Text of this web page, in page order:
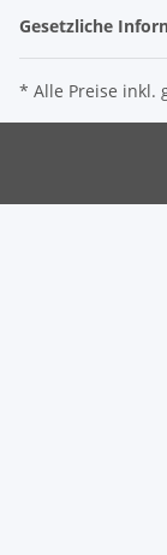
Gesetzliche
* Alle Preise inkl.